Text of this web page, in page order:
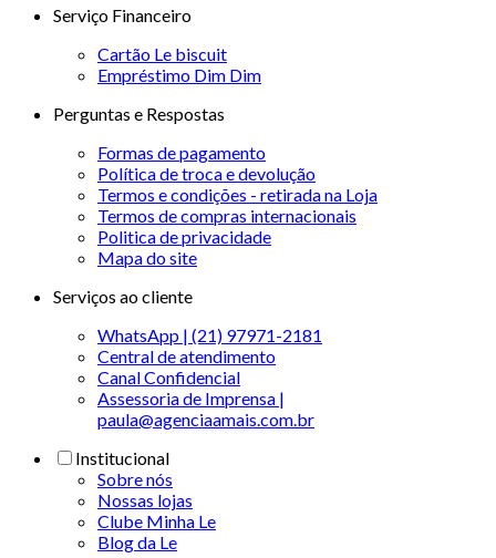
Serviço Financeiro
Cartão Le biscuit
Empréstimo Dim Dim
Perguntas e Respostas
Formas de pagamento
Política de troca e devolução
Termos e condições - retirada na Loja
Termos de compras internacionais
Politica de privacidade
Mapa do site
Serviços ao cliente
WhatsApp | (21) 97971-2181
Central de atendimento
Canal Confidencial
Assessoria de Imprensa |
paula@agenciaamais.com.br
Institucional
Sobre nós
Nossas lojas
Clube Minha Le
Blog da Le